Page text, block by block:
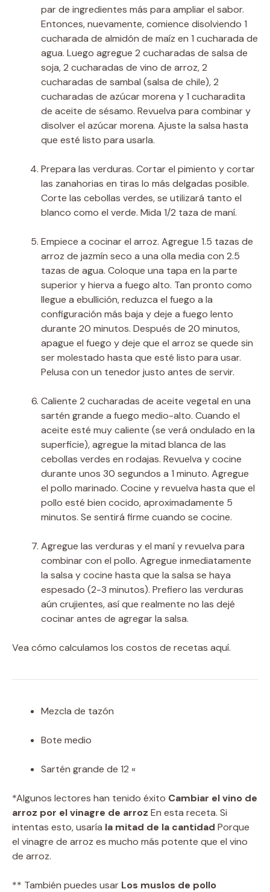
par de ingredientes más para ampliar el sabor.
Entonces, nuevamente, comience disolviendo 1
cucharada de almidón de maíz en 1 cucharada de
agua. Luego agregue 2 cucharadas de salsa de
soja, 2 cucharadas de vino de arroz, 2
cucharadas de sambal (salsa de chile), 2
cucharadas de azúcar morena y 1 cucharadita
de aceite de sésamo. Revuelva para combinar y
disolver el azúcar morena. Ajuste la salsa hasta
que esté listo para usarla.
Prepara las verduras. Cortar el pimiento y cortar
las zanahorias en tiras lo más delgadas posible.
Corte las cebollas verdes, se utilizará tanto el
blanco como el verde. Mida 1/2 taza de maní.
Empiece a cocinar el arroz. Agregue 1.5 tazas de
arroz de jazmín seco a una olla media con 2.5
tazas de agua. Coloque una tapa en la parte
superior y hierva a fuego alto. Tan pronto como
llegue a ebullición, reduzca el fuego a la
configuración más baja y deje a fuego lento
durante 20 minutos. Después de 20 minutos,
apague el fuego y deje que el arroz se quede sin
ser molestado hasta que esté listo para usar.
Pelusa con un tenedor justo antes de servir.
Caliente 2 cucharadas de aceite vegetal en una
sartén grande a fuego medio-alto. Cuando el
aceite esté muy caliente (se verá ondulado en la
superficie), agregue la mitad blanca de las
cebollas verdes en rodajas. Revuelva y cocine
durante unos 30 segundos a 1 minuto. Agregue
el pollo marinado. Cocine y revuelva hasta que el
pollo esté bien cocido, aproximadamente 5
minutos. Se sentirá firme cuando se cocine.
Agregue las verduras y el maní y revuelva para
combinar con el pollo. Agregue inmediatamente
la salsa y cocine hasta que la salsa se haya
espesado (2-3 minutos). Prefiero las verduras
aún crujientes, así que realmente no las dejé
cocinar antes de agregar la salsa.
Vea cómo calculamos los costos de recetas aquí.
Mezcla de tazón
Bote medio
Sartén grande de 12 «
*Algunos lectores han tenido éxito Cambiar el vino de
arroz por el vinagre de arroz En esta receta. Si
intentas esto, usaría la mitad de la cantidad Porque
el vinagre de arroz es mucho más potente que el vino
de arroz.
** También puedes usar Los muslos de pollo